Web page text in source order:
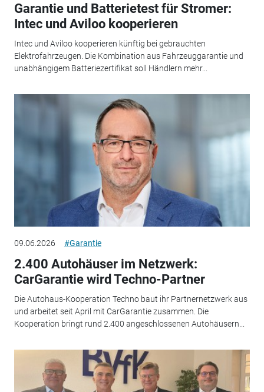
Garantie und Batterietest für Stromer:
Intec und Aviloo kooperieren
Intec und Aviloo kooperieren künftig bei gebrauchten
Elektrofahrzeugen. Die Kombination aus Fahrzeuggarantie und
unabhängigem Batteriezertifikat soll Händlern mehr...
09.06.2026 #Garantie
2.400 Autohäuser im Netzwerk:
CarGarantie wird Techno-Partner
Die Autohaus-Kooperation Techno baut ihr Partnernetzwerk aus
und arbeitet seit April mit CarGarantie zusammen. Die
Kooperation bringt rund 2.400 angeschlossenen Autohäusern...